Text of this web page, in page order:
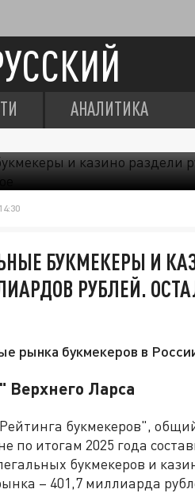
АНАЛИТИКА
БУКМЕКЕРЫ И
РУБЛЕЙ.
рынка букмекеров в
Верхнего Ларса
букмекеров",
по итогам 2025 года
букмекеров и
– 401,7 миллиарда